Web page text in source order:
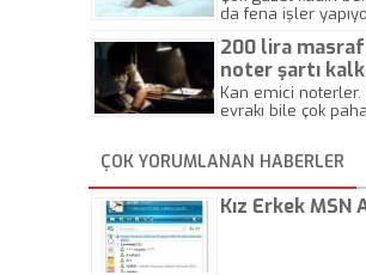
da fena işler
200 lira masraf
noter şartı
Kan emici noterler.
evrakı bile çok
kaptırıyorsunuz. -
Gezenti
ÇOK YORUMLANAN HABERLER
Kız Erkek MSN